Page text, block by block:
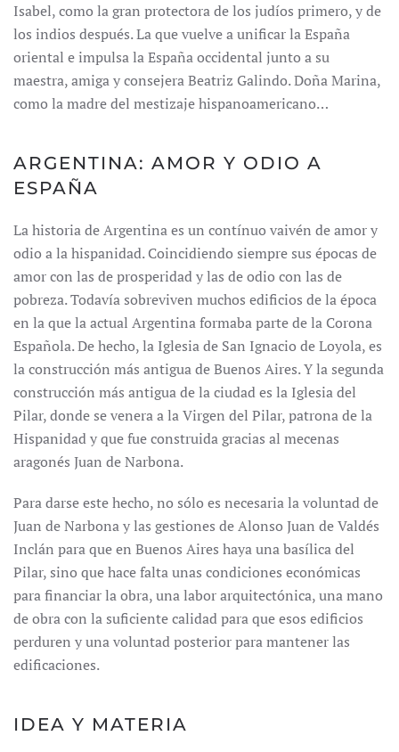
Isabel, como la gran protectora de los judíos primero, y de
los indios después. La que vuelve a unificar la España
oriental e impulsa la España occidental junto a su
maestra, amiga y consejera Beatriz Galindo. Doña Marina,
como la madre del mestizaje hispanoamericano…
ARGENTINA: AMOR Y ODIO A
ESPAÑA
La historia de Argentina es un contínuo vaivén de amor y
odio a la hispanidad. Coincidiendo siempre sus épocas de
amor con las de prosperidad y las de odio con las de
pobreza. Todavía sobreviven muchos edificios de la época
en la que la actual Argentina formaba parte de la Corona
Española. De hecho, la Iglesia de San Ignacio de Loyola, es
la construcción más antigua de Buenos Aires. Y la segunda
construcción más antigua de la ciudad es la Iglesia del
Pilar, donde se venera a la Virgen del Pilar, patrona de la
Hispanidad y que fue construida gracias al mecenas
aragonés Juan de Narbona.
Para darse este hecho, no sólo es necesaria la voluntad de
Juan de Narbona y las gestiones de Alonso Juan de Valdés
Inclán para que en Buenos Aires haya una basílica del
Pilar, sino que hace falta unas condiciones económicas
para financiar la obra, una labor arquitectónica, una mano
de obra con la suficiente calidad para que esos edificios
perduren y una voluntad posterior para mantener las
edificaciones.
IDEA Y MATERIA